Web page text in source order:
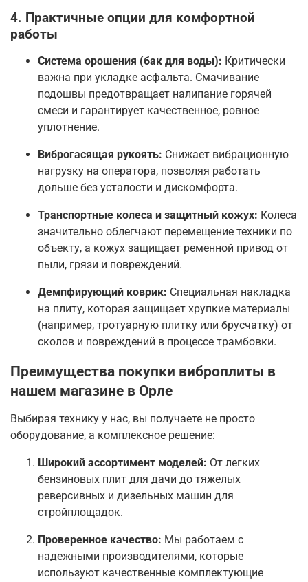
4. Практичные опции для комфортной
работы
Система орошения (бак для воды): Критически
важна при укладке асфальта. Смачивание
подошвы предотвращает налипание горячей
смеси и гарантирует качественное, ровное
уплотнение.
Виброгасящая рукоять: Снижает вибрационную
нагрузку на оператора, позволяя работать
дольше без усталости и дискомфорта.
Транспортные колеса и защитный кожух: Колеса
значительно облегчают перемещение техники по
объекту, а кожух защищает ременной привод от
пыли, грязи и повреждений.
Демпфирующий коврик: Специальная накладка
на плиту, которая защищает хрупкие материалы
(например, тротуарную плитку или брусчатку) от
сколов и повреждений в процессе трамбовки.
Преимущества покупки виброплиты в
нашем магазине в Орле
Выбирая технику у нас, вы получаете не просто
оборудование, а комплексное решение:
Широкий ассортимент моделей: От легких
бензиновых плит для дачи до тяжелых
реверсивных и дизельных машин для
стройплощадок.
Проверенное качество: Мы работаем с
надежными производителями, которые
используют качественные комплектующие